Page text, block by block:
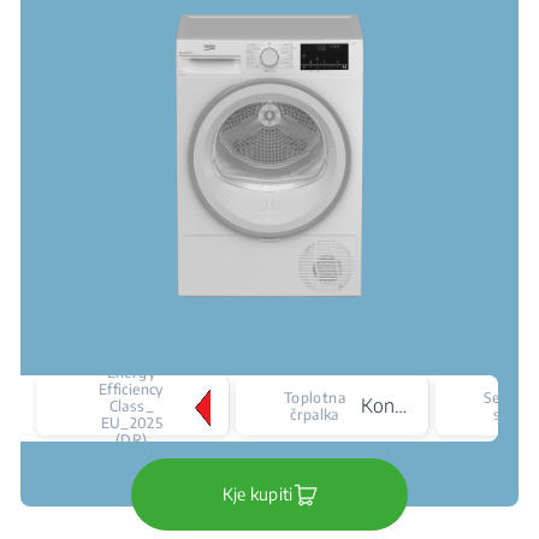
Energy
Efficiency
Class_
EU_2025
(DR)
Toplotna
črpalka
Kondenzator
Kje kupiti